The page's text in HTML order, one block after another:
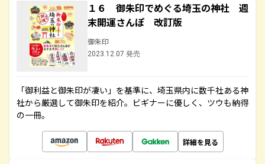
１６ 御朱印でめぐる埼玉の神社 週
末開運さんぽ 改訂版
御朱印
2023.12.07 発売
「御利益と御朱印が凄い」を基準に、埼玉県内に数千社ある神
社から厳選して御朱印を紹介。ビギナーに優しく、ツウも納得
の一冊。
詳細を見る